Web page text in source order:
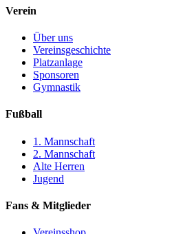
Verein
Über uns
Vereinsgeschichte
Platzanlage
Sponsoren
Gymnastik
Fußball
1. Mannschaft
2. Mannschaft
Alte Herren
Jugend
Fans & Mitglieder